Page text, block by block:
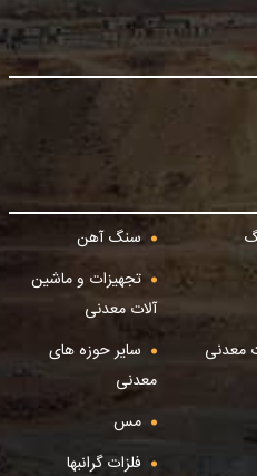
سنگ آهن
تجهیزات و ماشین
آلات معدنی
معدنی
سایر حوزه های
معدنی
مس
فلزات گرانبها